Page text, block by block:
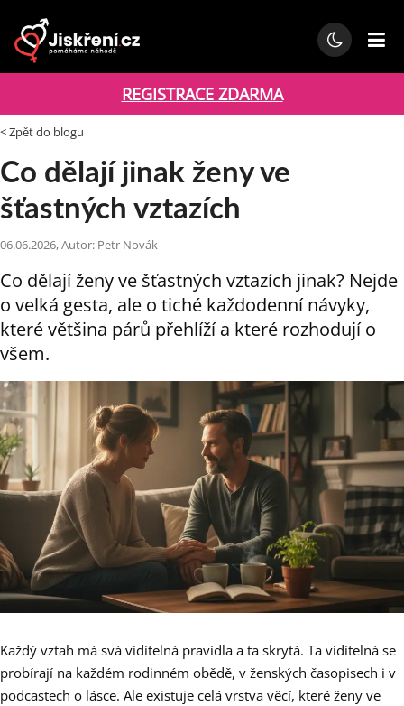
REGISTRACE ZDARMA
< Zpět do blogu
Co dělají jinak ženy ve
šťastných vztazích
06.06.2026, Autor: Petr Novák
Co dělají ženy ve šťastných vztazích jinak? Nejde
o velká gesta, ale o tiché každodenní návyky,
které většina párů přehlíží a které rozhodují o
všem.
Každý vztah má svá viditelná pravidla a ta skrytá. Ta viditelná se
probírají na každém rodinném obědě, v ženských časopisech i v
podcastech o lásce. Ale existuje celá vrstva věcí, které ženy ve